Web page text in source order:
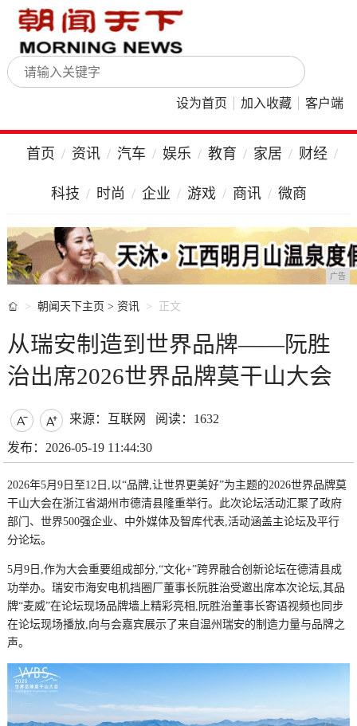
设为首页 加入收藏 客户端
首页 资讯 汽车 娱乐 教育 家居 财经
科技 时尚 企业 游戏 商讯 微商
广告
 朝闻天下主页 > 资讯 正文
从瑞安制造到世界品牌——阮胜
治出席2026世界品牌莫干山大会
  来源：互联网 阅读：1632
发布：2026-05-19 11:44:30
2026年5月9日至12日,以“品牌,让世界更美好”为主题的2026世界品牌莫
干山大会在浙江省湖州市德清县隆重举行。此次论坛活动汇聚了政府
部门、世界500强企业、中外媒体及智库代表,活动涵盖主论坛及平行
分论坛。
5月9日,作为大会重要组成部分,“文化+”跨界融合创新论坛在德清县成
功举办。瑞安市海安电机挡圈厂董事长阮胜治受邀出席本次论坛,其品
牌“麦威”在论坛现场品牌墙上精彩亮相,阮胜治董事长寄语视频也同步
在论坛现场播放,向与会嘉宾展示了来自温州瑞安的制造力量与品牌之
声。